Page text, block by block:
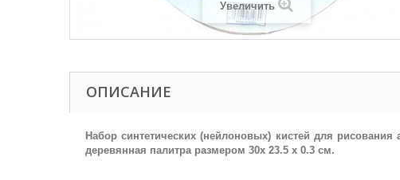
Увеличить
ОПИСАНИЕ
Набор синтетических (нейлоновых) кистей для
деревянная палитра размером 30х 23.5 х 0.3 см.